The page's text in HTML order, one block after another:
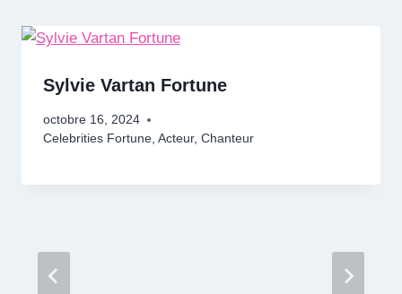
Sylvie Vartan Fortune
octobre 16, 2024
Celebrities Fortune, Acteur, Chanteur